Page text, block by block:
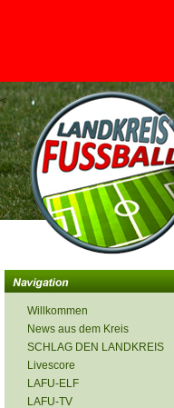
<
Willkommen
News aus dem Kreis
SCHLAG DEN LANDKREIS
Livescore
LAFU-ELF
LAFU-TV